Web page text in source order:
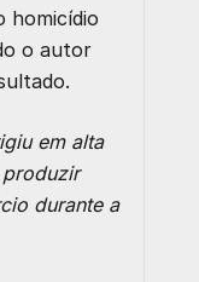
homicídio
o autor
em alta
durante a